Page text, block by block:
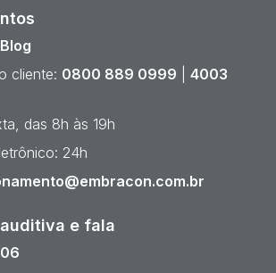
Blog
cliente: 0800 889 0999
4003
das 8h às 19h
24h
e fala